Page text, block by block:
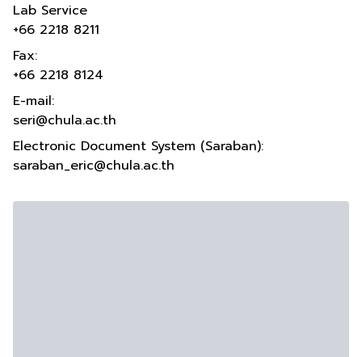
Lab Service
+66 2218 8211
Fax:
+66 2218 8124
E-mail:
seri@chula.ac.th
Electronic Document System (Saraban):
saraban_eric@chula.ac.th